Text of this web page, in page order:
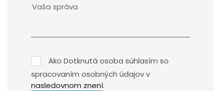
Ako Dotknutá osoba súhlasím so
spracovaním osobných údajov v
nasledovnom znení.